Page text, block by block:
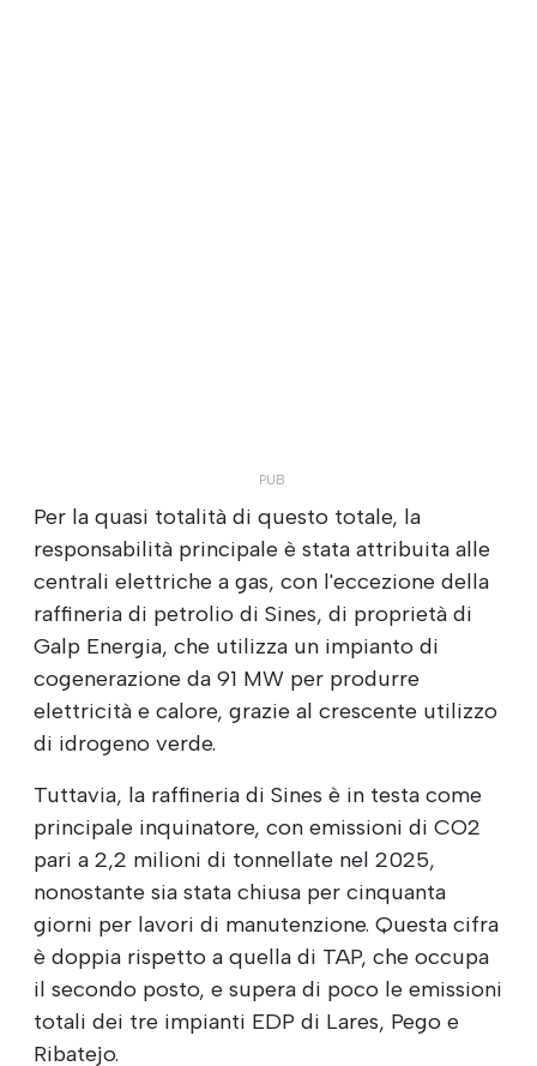
Per la quasi totalità di questo totale, la
responsabilità principale è stata attribuita alle
centrali elettriche a gas, con l'eccezione della
raffineria di petrolio di Sines, di proprietà di
Galp Energia, che utilizza un impianto di
cogenerazione da 91 MW per produrre
elettricità e calore, grazie al crescente utilizzo
di idrogeno verde.
Tuttavia, la raffineria di Sines è in testa come
principale inquinatore, con emissioni di CO2
pari a 2,2 milioni di tonnellate nel 2025,
nonostante sia stata chiusa per cinquanta
giorni per lavori di manutenzione. Questa cifra
è doppia rispetto a quella di TAP, che occupa
il secondo posto, e supera di poco le emissioni
totali dei tre impianti EDP di Lares, Pego e
Ribatejo.